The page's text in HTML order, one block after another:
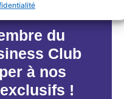
du
Club
à nos
!